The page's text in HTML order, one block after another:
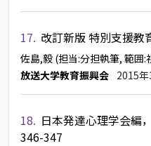
17. 改訂新版 特別支援教
佐島,毅 (担当:分担執筆, 範囲:
放送大学教育振興会 2015年
18. 日本発達心理学会編
346-347